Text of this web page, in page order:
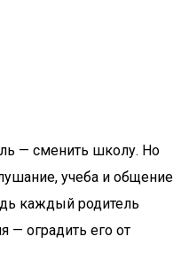
— сменить школу. Но
учеба и общение
каждый родитель
— оградить его от